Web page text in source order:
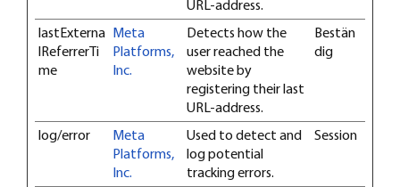
URL-address.
lastExterna
lReferrerTi
me
Meta
Platforms,
Inc.
Detects how the
user reached the
website by
registering their last
URL-address.
Bestän
dig
log/error
Meta
Platforms,
Inc.
Used to detect and
log potential
tracking errors.
Session